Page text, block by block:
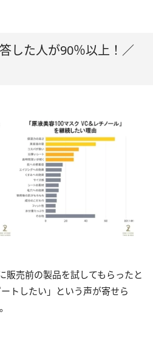
した人が90％以上！／
販売前の製品を試してもらったと
トしたい」という声が寄せら